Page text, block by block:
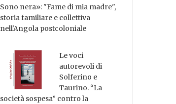
Sono nera»: "Fame di mia madre",
storia familiare e collettiva
nell'Angola postcoloniale
Le voci
autorevoli di
Solferino e
Taurino. “La
società sospesa” contro la